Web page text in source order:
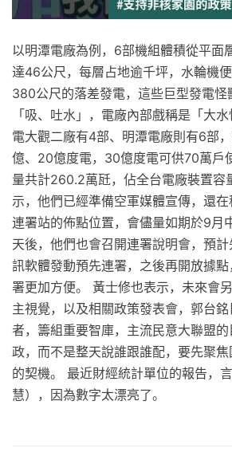
以明潭電廠為例，6部機組體積從平面
達46公尺，每層占地逾千坪，水輪機
380公尺的落差發電，這些巨型發電怪
「吸、吐水」，電廠內部戲稱是「大
電大觀二廠有4部、明潭電廠則有6部
億、20億度電，30億度電可供70萬戶
量共計260.2萬瓩，佔全台電廠裝置容
示，他們已經準備空軍媒體宣傳，還在
連署站的佈點位置，會儘量如期於9月
天後，他們也會召開連署說明會，預
訊軟體發動預先連署，之後再開放據
署更加方便。 黃士修也表示，未來會
主視覺，以及相關政策發表會，郭台
者，籌組重要智庫，主流民意大聯盟
政，而不是整天說誰跟誰配，要先聚
的契機。 最近財經統計單位的報告，
慧），因為數字太漂亮了。